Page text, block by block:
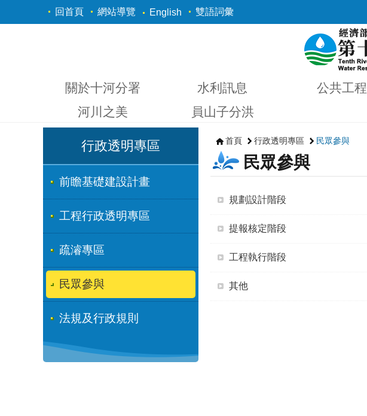
跳到主要內容區塊
回首頁 網站導覽 English 雙語詞彙
關於十河分署 水利訊息 公共工程
河川之美
員山子分洪
行政透明專區
前瞻基礎建設計畫
工程行政透明專區
疏濬專區
民眾參與
法規及行政規則
首頁 行政透明專區 民眾參與
民眾參與
規劃設計階段
提報核定階段
工程執行階段
其他